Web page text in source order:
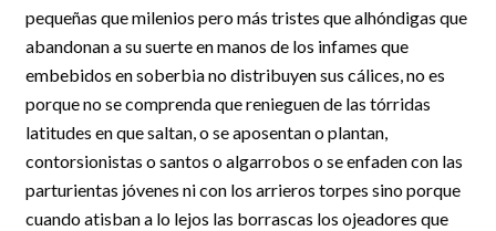
pequeñas que milenios pero más tristes que alhóndigas que
abandonan a su suerte en manos de los infames que
embebidos en soberbia no distribuyen sus cálices, no es
porque no se comprenda que renieguen de las tórridas
latitudes en que saltan, o se aposentan o plantan,
contorsionistas o santos o algarrobos o se enfaden con las
parturientas jóvenes ni con los arrieros torpes sino porque
cuando atisban a lo lejos las borrascas los ojeadores que